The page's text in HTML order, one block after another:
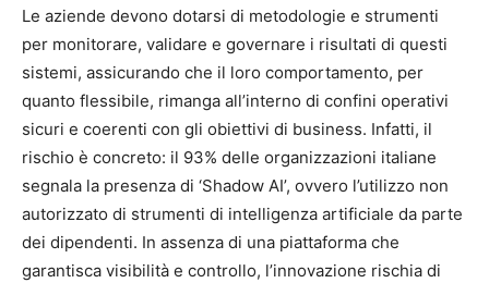
Le aziende devono dotarsi di metodologie e strumenti
per monitorare, validare e governare i risultati di questi
sistemi, assicurando che il loro comportamento, per
quanto flessibile, rimanga all’interno di confini operativi
sicuri e coerenti con gli obiettivi di business. Infatti, il
rischio è concreto: il 93% delle organizzazioni italiane
segnala la presenza di ‘Shadow AI’, ovvero l’utilizzo non
autorizzato di strumenti di intelligenza artificiale da parte
dei dipendenti. In assenza di una piattaforma che
garantisca visibilità e controllo, l’innovazione rischia di